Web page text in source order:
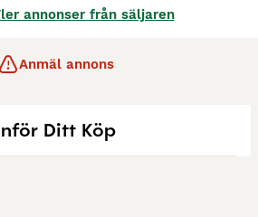
annonser från säljaren
Anmäl annons
Ditt Köp